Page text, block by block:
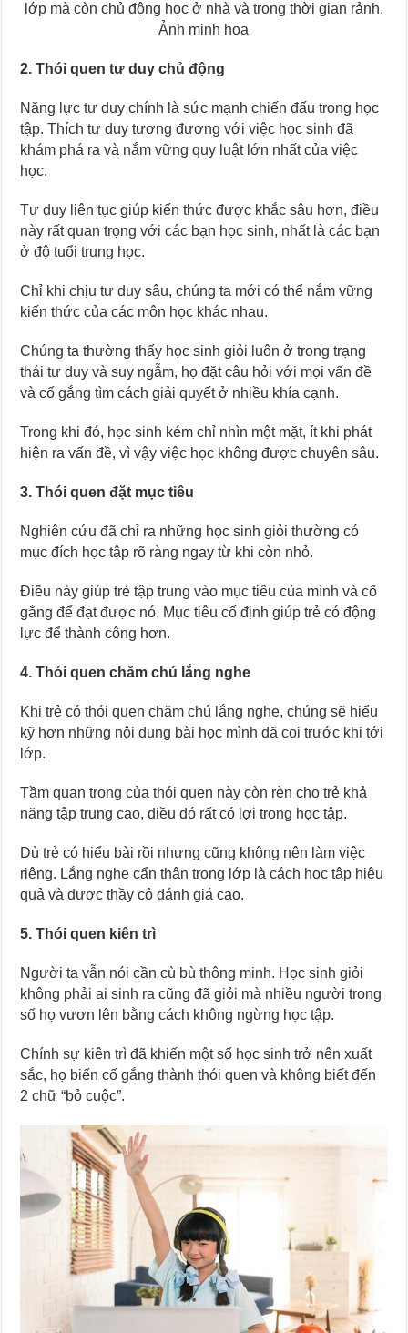
lớp mà còn chủ động học ở nhà và trong thời gian rảnh.
Ảnh minh họa
2. Thói quen tư duy chủ động
Năng lực tư duy chính là sức mạnh chiến đấu trong học
tập. Thích tư duy tương đương với việc học sinh đã
khám phá ra và nắm vững quy luật lớn nhất của việc
học.
Tư duy liên tục giúp kiến thức được khắc sâu hơn, điều
này rất quan trọng với các bạn học sinh, nhất là các bạn
ở độ tuổi trung học.
Chỉ khi chịu tư duy sâu, chúng ta mới có thể nắm vững
kiến thức của các môn học khác nhau.
Chúng ta thường thấy học sinh giỏi luôn ở trong trạng
thái tư duy và suy ngẫm, họ đặt câu hỏi với mọi vấn đề
và cố gắng tìm cách giải quyết ở nhiều khía cạnh.
Trong khi đó, học sinh kém chỉ nhìn một mặt, ít khi phát
hiện ra vấn đề, vì vậy việc học không được chuyên sâu.
3. Thói quen đặt mục tiêu
Nghiên cứu đã chỉ ra những học sinh giỏi thường có
mục đích học tập rõ ràng ngay từ khi còn nhỏ.
Điều này giúp trẻ tập trung vào mục tiêu của mình và cố
gắng để đạt được nó. Mục tiêu cố định giúp trẻ có động
lực để thành công hơn.
4. Thói quen chăm chú lắng nghe
Khi trẻ có thói quen chăm chú lắng nghe, chúng sẽ hiểu
kỹ hơn những nội dung bài học mình đã coi trước khi tới
lớp.
Tầm quan trọng của thói quen này còn rèn cho trẻ khả
năng tập trung cao, điều đó rất có lợi trong học tập.
Dù trẻ có hiểu bài rồi nhưng cũng không nên làm việc
riêng. Lắng nghe cẩn thận trong lớp là cách học tập hiệu
quả và được thầy cô đánh giá cao.
5. Thói quen kiên trì
Người ta vẫn nói cần cù bù thông minh. Học sinh giỏi
không phải ai sinh ra cũng đã giỏi mà nhiều người trong
số họ vươn lên bằng cách không ngừng học tập.
Chính sự kiên trì đã khiến một số học sinh trở nên xuất
sắc, họ biến cố gắng thành thói quen và không biết đến
2 chữ “bỏ cuộc”.